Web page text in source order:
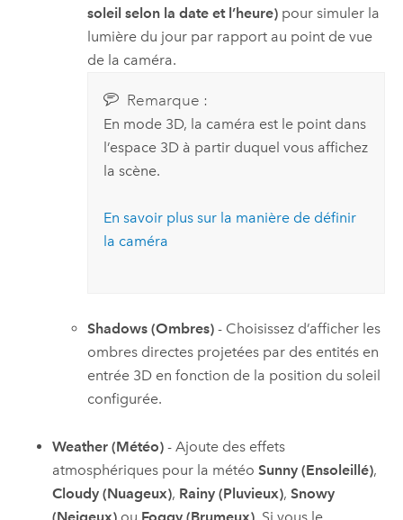
soleil selon la date et l’heure) pour simuler la
lumière du jour par rapport au point de vue
de la caméra.
Remarque :
En mode 3D, la caméra est le point dans
l’espace 3D à partir duquel vous affichez
la scène.
En savoir plus sur la manière de définir
la caméra
Shadows (Ombres) - Choisissez d’afficher les
ombres directes projetées par des entités en
entrée 3D en fonction de la position du soleil
configurée.
Weather (Météo) - Ajoute des effets
atmosphériques pour la météoSunny (Ensoleillé),
Cloudy (Nuageux), Rainy (Pluvieux),Snowy